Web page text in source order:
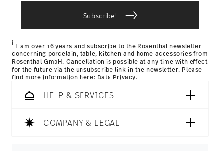
Subscribei
i I am over 16 years and subscribe to the Rosenthal newsletter
concerning porcelain, table, kitchen and home accessories from
Rosenthal GmbH. Cancellation is possible at any time with effect
for the future via the unsubscribe link in the newsletter. Please
find more information here: Data Privacy.
HELP & SERVICES
COMPANY & LEGAL